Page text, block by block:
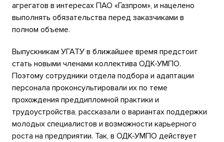
агрегатов в интересах ПАО «Газпром», и нацелено
выполнять обязательства перед заказчиками в
полном объеме.
Выпускникам УГАТУ в ближайшее время предстоит
стать новыми членами коллектива ОДК-УМПО.
Поэтому сотрудники отдела подбора и адаптации
персонала проконсультировали их по теме
прохождения преддипломной практики и
трудоустройства, рассказали о вариантах поддержки
молодых специалистов и возможности карьерного
роста на предприятии. Так, в ОДК-УМПО действует